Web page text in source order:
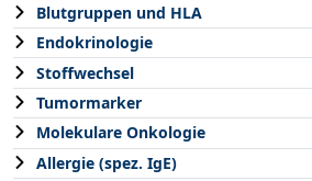
Blutgruppen und HLA
Endokrinologie
Stoffwechsel
Tumormarker
Molekulare Onkologie
Allergie (spez. IgE)